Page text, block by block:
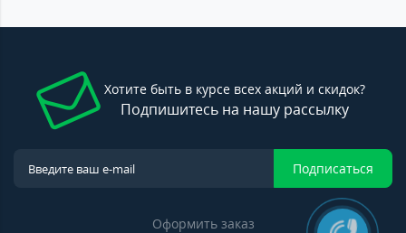
Хотите быть в курсе всех акций и скидок?
Подпишитесь на нашу рассылку
Подписаться
Оформить заказ